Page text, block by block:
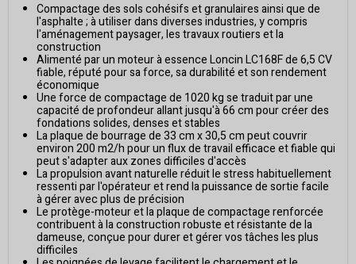
Compactage des sols cohésifs et granulaires ainsi que de
l'asphalte ; à utiliser dans diverses industries, y compris
l'aménagement paysager, les travaux routiers et la
construction
Alimenté par un moteur à essence Loncin LC168F de 6,5 CV
fiable, réputé pour sa force, sa durabilité et son rendement
économique
Une force de compactage de 1020 kg se traduit par une
capacité de profondeur allant jusqu'à 66 cm pour créer des
fondations solides, denses et stables
La plaque de bourrage de 33 cm x 30,5 cm peut couvrir
environ 200 m2/h pour un flux de travail efficace et fiable qui
peut s'adapter aux zones difficiles d'accès
La propulsion avant naturelle réduit le stress habituellement
ressenti par l'opérateur et rend la puissance de sortie facile
à gérer avec plus de précision
Le protège-moteur et la plaque de compactage renforcée
contribuent à la construction robuste et résistante de la
dameuse, conçue pour durer et gérer vos tâches les plus
difficiles